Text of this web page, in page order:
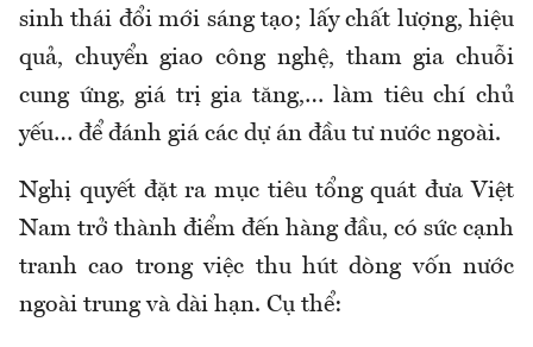
sinh thái đổi mới sáng tạo; lấy chất lượng, hiệu
quả, chuyển giao công nghệ, tham gia chuỗi
cung ứng, giá trị gia tăng,… làm tiêu chí chủ
yếu… để đánh giá các dự án đầu tư nước ngoài.
Nghị quyết đặt ra mục tiêu tổng quát đưa Việt
Nam trở thành điểm đến hàng đầu, có sức cạnh
tranh cao trong việc thu hút dòng vốn nước
ngoài trung và dài hạn. Cụ thể: